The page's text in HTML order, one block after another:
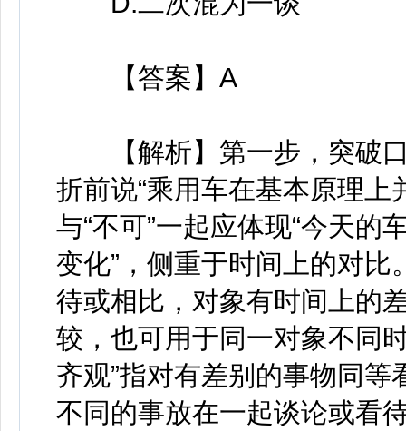
【答案】A
【解析】第一步，突破口
折前说“乘用车在基本原理上
与“不可”一起应体现“今天
变化”，侧重于时间上的对比
待或相比，对象有时间上的
较，也可用于同一对象不同
齐观”指对有差别的事物同等
不同的事放在一起谈论或看